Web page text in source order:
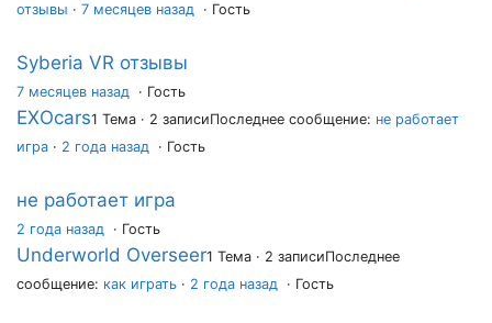
отзывы · 7 месяцев назад · Гость
Syberia VR отзывы
7 месяцев назад · Гость
EXOcars1 Тема · 2 записиПоследнее сообщение: не работает
игра · 2 года назад · Гость
не работает игра
2 года назад · Гость
Underworld Overseer1 Тема · 2 записиПоследнее
сообщение: как играть · 2 года назад · Гость